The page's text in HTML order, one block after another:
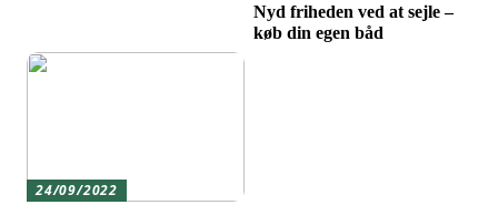
Nyd friheden ved at sejle –
køb din egen båd
24/09/2022